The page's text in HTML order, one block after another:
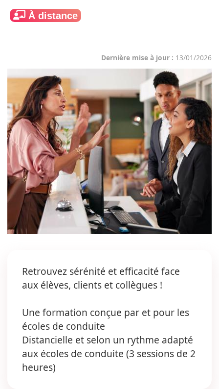
À distance
Dernière mise à jour : 13/01/2026
Retrouvez sérénité et efficacité face
aux élèves, clients et collègues !
Une formation conçue par et pour les
écoles de conduite
Distancielle et selon un rythme adapté
aux écoles de conduite (3 sessions de 2
heures)